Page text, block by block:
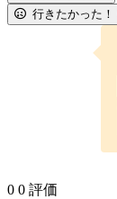
行きたかった！
0 0 評価